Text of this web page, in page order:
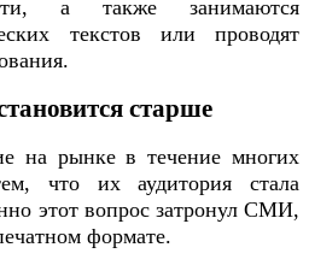
а также занимаются
текстов или проводят
старше
на рынке в течение многих
что их аудитория стала
этот вопрос затронул СМИ,
формате.